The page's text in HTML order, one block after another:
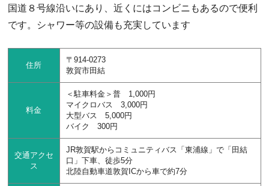
国道８号線沿いにあり、近くにはコンビニもあるので便利
です。シャワー等の設備も充実しています
住所
〒914-0273
敦賀市田結
料金
＜駐車料金＞普 1,000円
マイクロバス 3,000円
大型バス 5,000円
バイク 300円
交通アクセ
ス
JR敦賀駅からコミュニティバス「東浦線」で「田結
口」下車、徒歩5分
北陸自動車道敦賀ICから車で約7分